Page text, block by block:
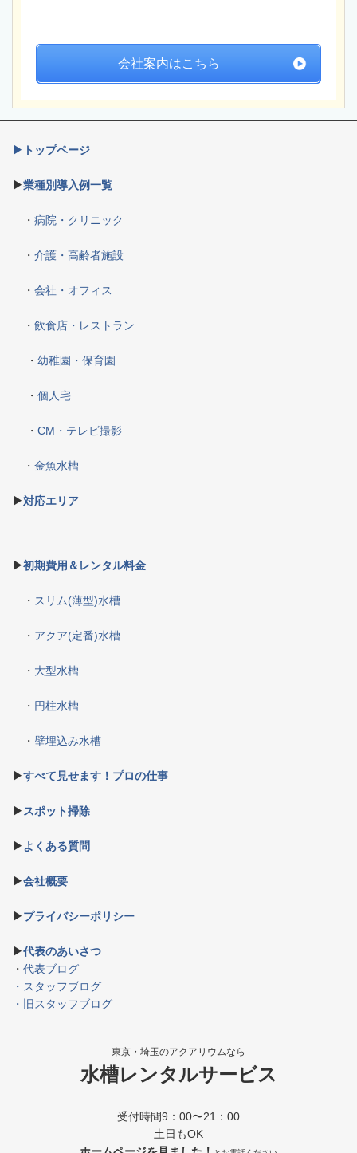
会社案内はこちら
▶トップページ
▶業種別導入例一覧
・ 病院・クリニック
・ 介護・高齢者施設
・ 会社・オフィス
・ 飲食店・レストラン
・ 幼稚園・保育園
・ 個人宅
・ CM・テレビ撮影
・ 金魚水槽
▶対応エリア
▶初期費用＆レンタル料金
・ スリム(薄型)水槽
・ アクア(定番)水槽
・ 大型水槽
・ 円柱水槽
・ 壁埋込み水槽
▶すべて見せます！プロの仕事
▶ スポット掃除
▶ よくある質問
▶会社概要
▶プライバシーポリシー
▶代表のあいさつ
・ 代表ブログ
・スタッフブログ
・旧スタッフブログ
東京・埼玉のアクアリウムなら
水槽レンタルサービス
受付時間9：00〜21：00
土日もOK